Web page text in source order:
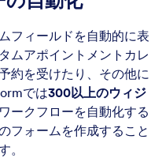
フィールドを自動的に表
ムアポイントメントカレ
約を受けたり、その他に
では300以上のウィジ
ークフローを自動化する
フォームを作成すること
。